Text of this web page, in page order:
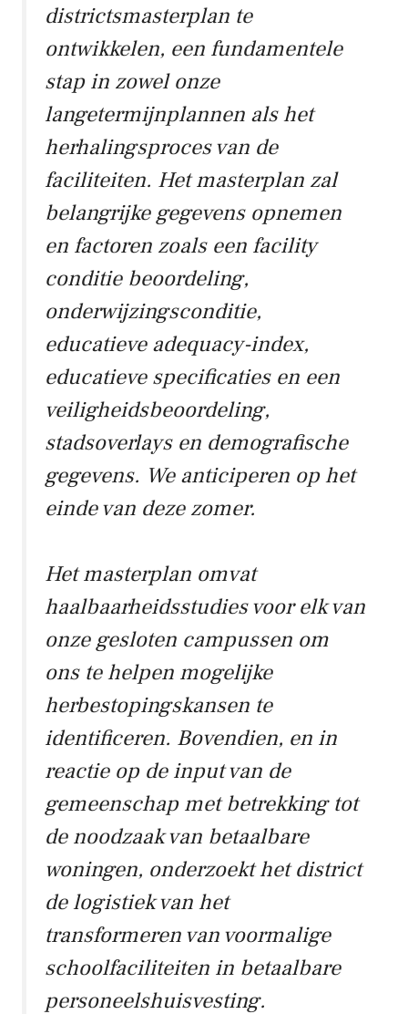
districtsmasterplan te
ontwikkelen, een fundamentele
stap in zowel onze
langetermijnplannen als het
herhalingsproces van de
faciliteiten. Het masterplan zal
belangrijke gegevens opnemen
en factoren zoals een facility
conditie beoordeling,
onderwijzingsconditie,
educatieve adequacy-index,
educatieve specificaties en een
veiligheidsbeoordeling,
stadsoverlays en demografische
gegevens. We anticiperen op het
einde van deze zomer.
Het masterplan omvat
haalbaarheidsstudies voor elk van
onze gesloten campussen om
ons te helpen mogelijke
herbestopingskansen te
identificeren. Bovendien, en in
reactie op de input van de
gemeenschap met betrekking tot
de noodzaak van betaalbare
woningen, onderzoekt het district
de logistiek van het
transformeren van voormalige
schoolfaciliteiten in betaalbare
personeelshuisvesting.